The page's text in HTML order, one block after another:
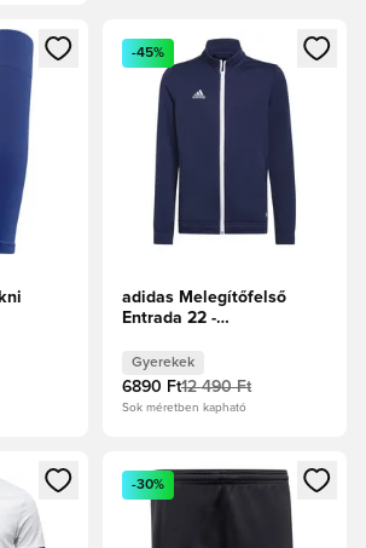
a bejelentkezéshez vagy a tagként
Megnyit egy modált a
-45%
adidas Melegítőfelső
Entrada 22 -
Gyerekek
6890 Ft12 490 Ft
Sok méretben kapható
a bejelentkezéshez vagy a tagként
Megnyit egy modált a
-30%